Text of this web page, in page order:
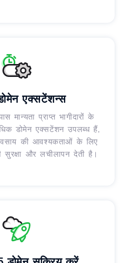
एक्सटेंशन्स
मान्यता प्राप्त भागीदारों के
डोमेन एक्सटेंशन उपलब्ध हैं,
की आवश्यकताओं के लिए
और लचीलापन देती है।